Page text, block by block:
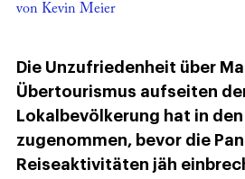
von Kevin Meier
Die Unzufriedenheit über
Übertourismus aufseiten
Lokalbevölkerung hat in
zugenommen, bevor die
Reiseaktivitäten jäh